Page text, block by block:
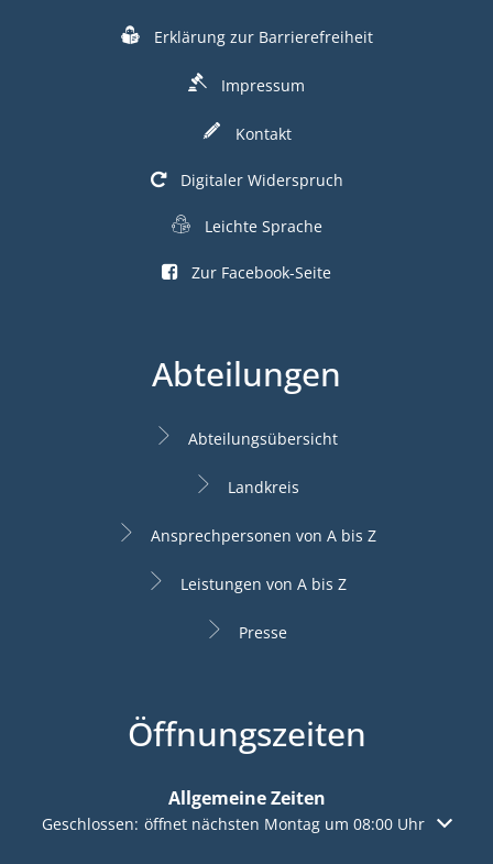
Erklärung zur Barrierefreiheit
Impressum
Kontakt
Digitaler Widerspruch
Leichte Sprache
Zur Facebook-Seite
Abteilungen
Abteilungsübersicht
Landkreis
Ansprechpersonen von A bis Z
Leistungen von A bis Z
Presse
Öffnungszeiten
Allgemeine Zeiten
Klicken, um weitere Öffnungs- oder Schließzeiten
Geschlossen: öffnet nächsten Montag um 08:00 Uhr